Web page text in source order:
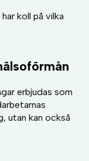
koll på vilka
erbjudas som
utan kan också